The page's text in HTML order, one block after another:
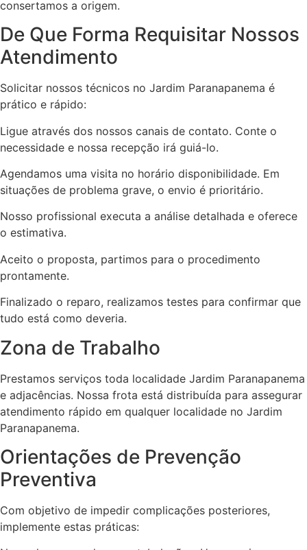
consertamos a origem.
De Que Forma Requisitar Nossos
Atendimento
Solicitar nossos técnicos no Jardim Paranapanema é
prático e rápido:
Ligue através dos nossos canais de contato. Conte o
necessidade e nossa recepção irá guiá-lo.
Agendamos uma visita no horário disponibilidade. Em
situações de problema grave, o envio é prioritário.
Nosso profissional executa a análise detalhada e oferece
o estimativa.
Aceito o proposta, partimos para o procedimento
prontamente.
Finalizado o reparo, realizamos testes para confirmar que
tudo está como deveria.
Zona de Trabalho
Prestamos serviços toda localidade Jardim Paranapanema
e adjacências. Nossa frota está distribuída para assegurar
atendimento rápido em qualquer localidade no Jardim
Paranapanema.
Orientações de Prevenção
Preventiva
Com objetivo de impedir complicações posteriores,
implemente estas práticas: